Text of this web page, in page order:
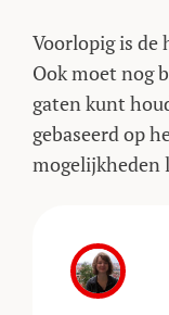
Voorlopig is de
Ook moet nog
gaten kunt
gebaseerd op
mogelijkheden